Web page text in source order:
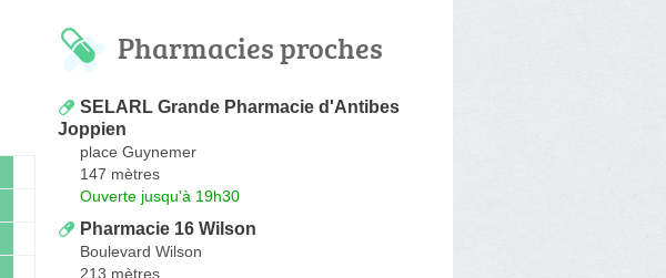
Pharmacies proches
SELARL Grande Pharmacie d'Antibes
Joppien
place Guynemer
147 mètres
Ouverte jusqu'à 19h30
Pharmacie 16 Wilson
Boulevard Wilson
213 mètres